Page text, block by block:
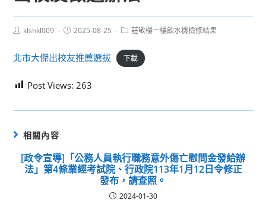
Postklshkl009
Post2025-08-25
Post莊敬樓一樓飲水機檢修結果
北市大傑出校友推薦選拔 下載
Post Views: 263
相關內容
[政令宣導]「公務人員執行職務意外傷亡慰問金發給辦
法」第4條業經考試院、行政院113年1月12日令修正
發布，請查照。
2024-01-30